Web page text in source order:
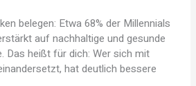
belegen: Etwa 68% der Millennials
auf nachhaltige und gesunde
Das heißt für dich: Wer sich mit
hat deutlich bessere